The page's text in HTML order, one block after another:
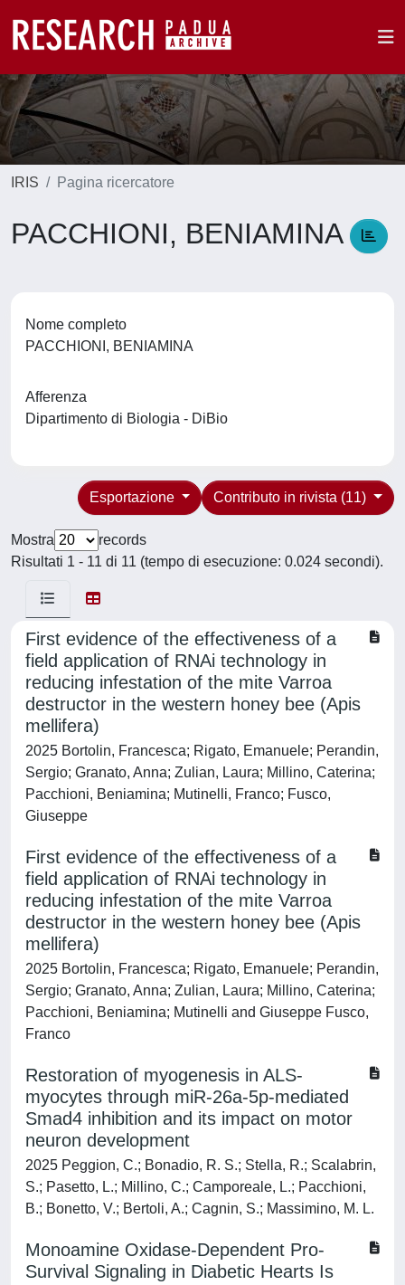
IRIS Pagina ricercatore
PACCHIONI, BENIAMINA
Nome completo
PACCHIONI, BENIAMINA
Afferenza
Dipartimento di Biologia - DiBio
Contributo in rivista (11)
Esportazione
Mostra
records
Risultati 1 - 11 di 11 (tempo di esecuzione: 0.024 secondi).
First evidence of the effectiveness of a
field application of RNAi technology in
reducing infestation of the mite Varroa
destructor in the western honey bee (Apis
mellifera)
2025 Bortolin, Francesca; Rigato, Emanuele; Perandin,
Sergio; Granato, Anna; Zulian, Laura; Millino, Caterina;
Pacchioni, Beniamina; Mutinelli, Franco; Fusco,
Giuseppe
First evidence of the effectiveness of a
field application of RNAi technology in
reducing infestation of the mite Varroa
destructor in the western honey bee (Apis
mellifera)
2025 Bortolin, Francesca; Rigato, Emanuele; Perandin,
Sergio; Granato, Anna; Zulian, Laura; Millino, Caterina;
Pacchioni, Beniamina; Mutinelli and Giuseppe Fusco,
Franco
Restoration of myogenesis in ALS-
myocytes through miR-26a-5p-mediated
Smad4 inhibition and its impact on motor
neuron development
2025 Peggion, C.; Bonadio, R. S.; Stella, R.; Scalabrin,
S.; Pasetto, L.; Millino, C.; Camporeale, L.; Pacchioni,
B.; Bonetto, V.; Bertoli, A.; Cagnin, S.; Massimino, M. L.
Monoamine Oxidase-Dependent Pro-
Survival Signaling in Diabetic Hearts Is